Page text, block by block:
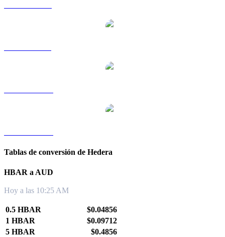
Tablas de conversión de Hedera
HBAR a AUD
Hoy a las 10:25 AM
0.5 HBAR
$0.04856
1 HBAR
$0.09712
5 HBAR
$0.4856